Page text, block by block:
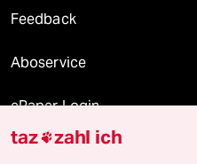
Feedback
Aboservice
ePaper Login
Downloads für Abonnierende
taz zahl ich